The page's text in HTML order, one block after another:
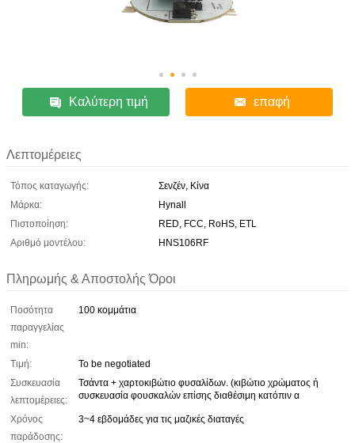
Καλύτερη τιμή επαφή
Λεπτομέρειες
Τόπος καταγωγής:
Σενζέν, Κίνα
Μάρκα:
Hynall
Πιστοποίηση:
RED, FCC, RoHS, ETL
Αριθμό μοντέλου:
HNS106RF
Πληρωμής & Αποστολής Όροι
Ποσότητα
παραγγελίας
min:
100 κομμάτια
Τιμή:
To be negotiated
Συσκευασία
λεπτομέρειες:
Τσάντα + χαρτοκιβώτιο φυσαλίδων. (κιβώτιο χρώματος ή
συσκευασία φουσκαλών επίσης διαθέσιμη κατόπιν α
Χρόνος
παράδοσης:
3~4 εβδομάδες για τις μαζικές διαταγές